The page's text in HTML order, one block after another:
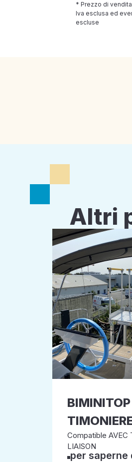
* Prezzo di
Iva esclusa ed
escluse
Altri
BIMINITOP
Compatible AVEC
LIAISON
per saperne